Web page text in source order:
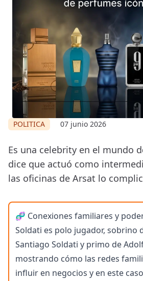
POLITICA 07 junio 2026
Es una celebrity en el mundo
dice que actuó como
las oficinas de Arsat lo
🧬 Conexiones familiares y
Soldati es polo jugador, sobrino
Santiago Soldati y primo de
mostrando cómo las redes
influir en negocios y en este